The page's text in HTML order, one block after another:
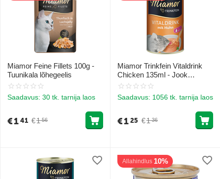
Miamor Feine Fillets 100g -
Tuunikala lõhegeelis
Saadavus: 30 tk. tarnija laos
€1 56
€141
Miamor Trinkfein Vitaldrink
Chicken 135ml - Jook
kassidele kanalihaga
Saadavus: 1056 tk. tarnija laos
€1 36
€125
Allahindlus 10%